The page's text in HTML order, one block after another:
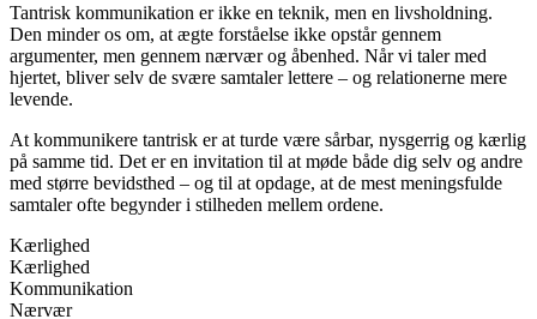
Tantrisk kommunikation er ikke en teknik, men en livsholdning.
Den minder os om, at ægte forståelse ikke opstår gennem
argumenter, men gennem nærvær og åbenhed. Når vi taler med
hjertet, bliver selv de svære samtaler lettere – og relationerne mere
levende.
At kommunikere tantrisk er at turde være sårbar, nysgerrig og kærlig
på samme tid. Det er en invitation til at møde både dig selv og andre
med større bevidsthed – og til at opdage, at de mest meningsfulde
samtaler ofte begynder i stilheden mellem ordene.
Kærlighed
Kærlighed
Kommunikation
Nærvær